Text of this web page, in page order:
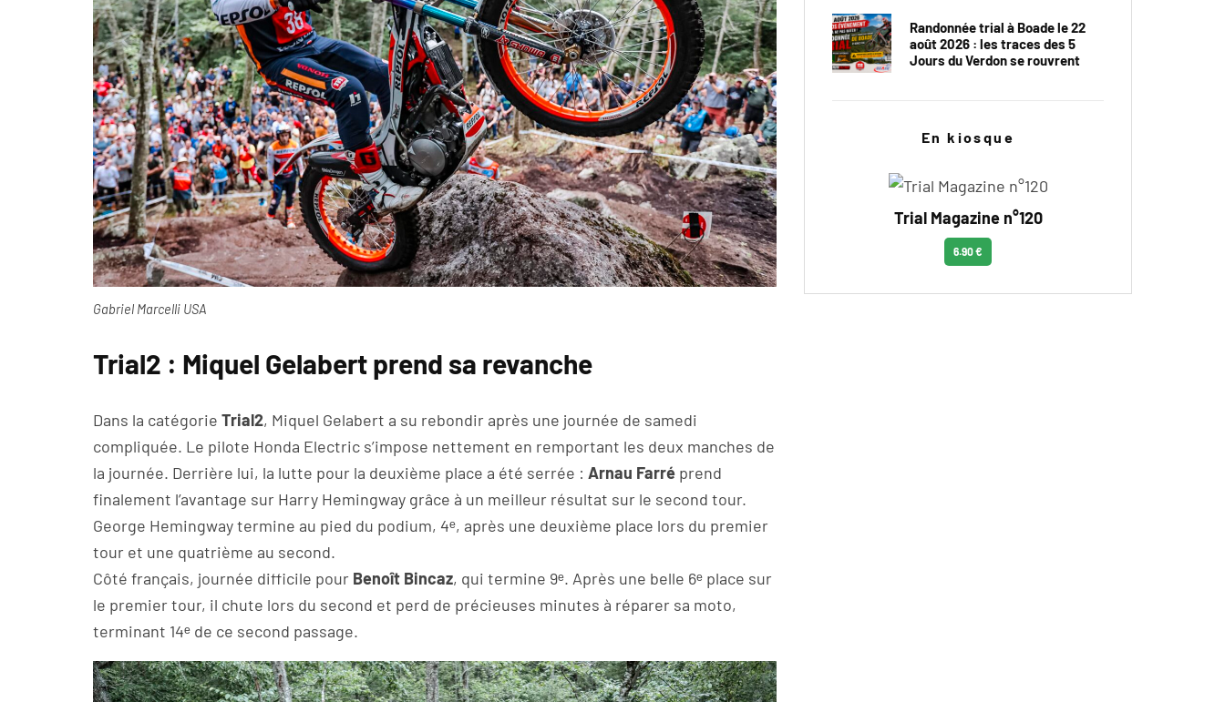
Gabriel Marcelli USA
Trial2 : Miquel Gelabert prend sa revanche
Dans la catégorie Trial2, Miquel Gelabert a su rebondir après une journée de samedi
compliquée. Le pilote Honda Electric s’impose nettement en remportant les deux manches de
la journée. Derrière lui, la lutte pour la deuxième place a été serrée : Arnau Farré prend
finalement l’avantage sur Harry Hemingway grâce à un meilleur résultat sur le second tour.
George Hemingway termine au pied du podium, 4ᵉ, après une deuxième place lors du premier
tour et une quatrième au second.
Côté français, journée difficile pour Benoît Bincaz, qui termine 9ᵉ. Après une belle 6ᵉ place sur
le premier tour, il chute lors du second et perd de précieuses minutes à réparer sa moto,
terminant 14ᵉ de ce second passage.
Randonnée trial à Boade le 22
août 2026 : les traces des 5
Jours du Verdon se rouvrent
En kiosque
Trial Magazine n°120
6.90 €